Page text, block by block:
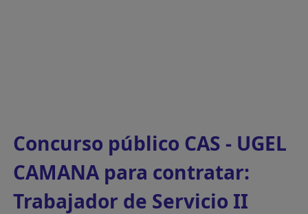
Concurso público CAS - UGEL
CAMANA para contratar:
Trabajador de Servicio II